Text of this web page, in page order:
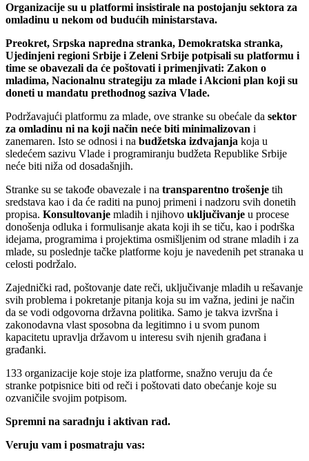
Organizacije su u platformi insistirale na postojanju sektora za
omladinu u nekom od budućih ministarstava.
Preokret, Srpska napredna stranka, Demokratska stranka,
Ujedinjeni regioni Srbije i Zeleni Srbije potpisali su platformu i
time se obavezali da će poštovati i primenjivati: Zakon o
mladima, Nacionalnu strategiju za mlade i Akcioni plan koji su
doneti u mandatu prethodnog saziva Vlade.
Podržavajući platformu za mlade, ove stranke su obećale da sektor
za omladinu ni na koji način neće biti minimalizovan i
zanemaren. Isto se odnosi i na budžetska izdvajanja koja u
sledećem sazivu Vlade i programiranju budžeta Republike Srbije
neće biti niža od dosadašnjih.
Stranke su se takođe obavezale i na transparentno trošenje tih
sredstava kao i da će raditi na punoj primeni i nadzoru svih donetih
propisa. Konsultovanje mladih i njihovo uključivanje u procese
donošenja odluka i formulisanje akata koji ih se tiču, kao i podrška
idejama, programima i projektima osmišljenim od strane mladih i za
mlade, su poslednje tačke platforme koju je navedenih pet stranaka u
celosti podržalo.
Zajednički rad, poštovanje date reči, uključivanje mladih u rešavanje
svih problema i pokretanje pitanja koja su im važna, jedini je način
da se vodi odgovorna državna politika. Samo je takva izvršna i
zakonodavna vlast sposobna da legitimno i u svom punom
kapacitetu upravlja državom u interesu svih njenih građana i
građanki.
133 organizacije koje stoje iza platforme, snažno veruju da će
stranke potpisnice biti od reči i poštovati dato obećanje koje su
ozvaničile svojim potpisom.
Spremni na saradnju i aktivan rad.
Veruju vam i posmatraju vas: